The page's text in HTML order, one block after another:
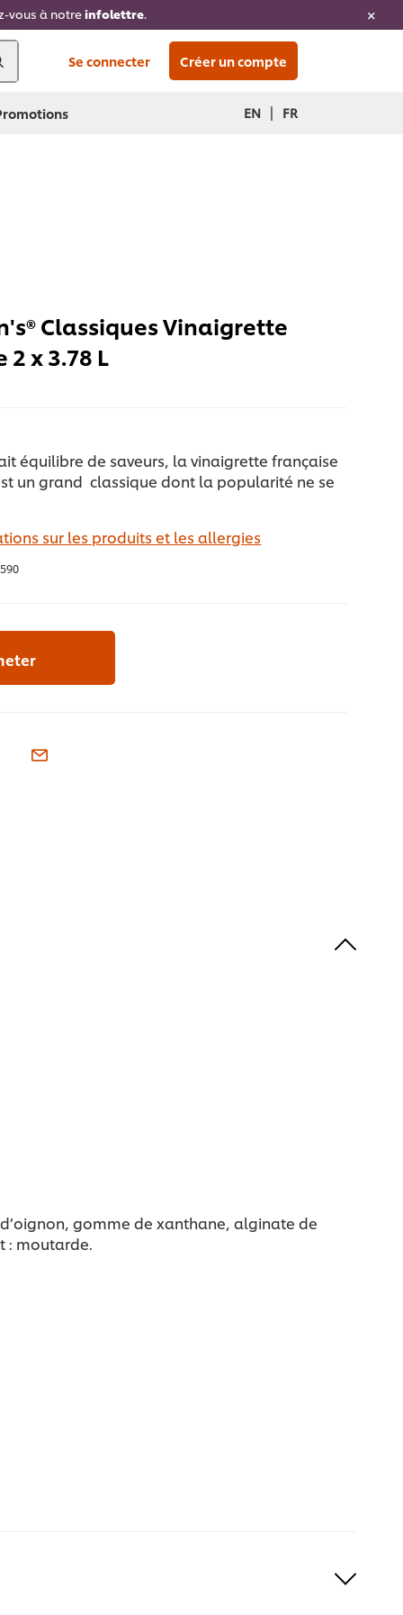
vous à notreinfolettre.
Se connecter Créer un compte
EN | FR
Classiques Vinaigrette
2 x 3.78 L
équilibre de saveurs, la vinaigrette française
un grand classique dont la popularité ne se
sur les produits et les allergies
gomme de xanthane, alginate de
: moutarde.